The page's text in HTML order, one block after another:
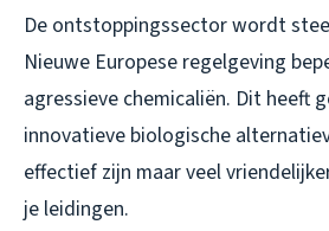
De ontstoppingssector wordt
Nieuwe Europese regelgeving
agressieve chemicaliën. Dit heeft
innovatieve biologische
effectief zijn maar veel
je leidingen.